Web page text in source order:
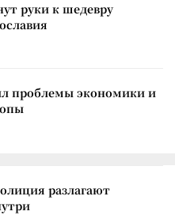
руки к шедевру
проблемы экономики и
разлагают